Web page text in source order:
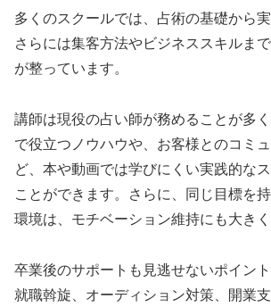
多くのスクールでは、占術の基礎から実
さらには集客方法やビジネススキルま
が整っています。
講師は現役の占い師が務めることが多
で役立つノウハウや、お客様とのコミ
ど、本や動画では学びにくい実践的な
ことができます。さらに、同じ目標を
環境は、モチベーション維持にも大きく
卒業後のサポートも見逃せないポイン
就職斡旋、オーディション対策、開業